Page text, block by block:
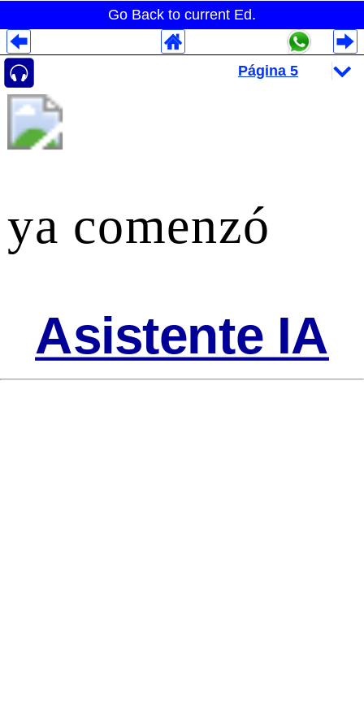
Go Back to current Ed.
ya comenzó
Asistente IA
Despliegues Analytics
Despliegues Totales
Despliegues por Rubros